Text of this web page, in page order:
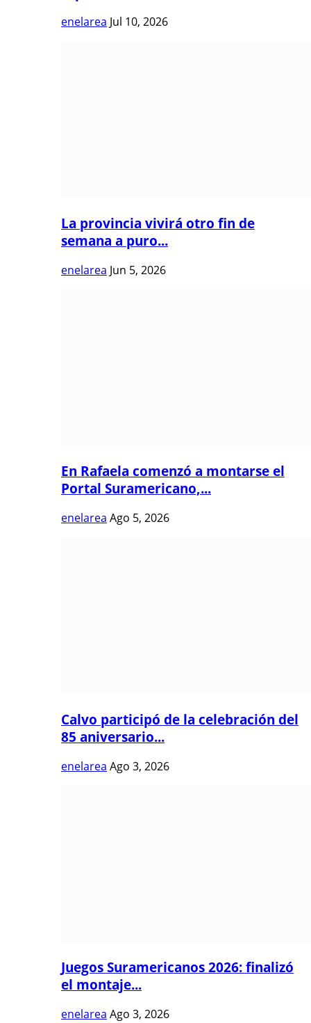
enelarea Jul 10, 2026
La provincia vivirá otro fin de
semana a puro...
enelarea Jun 5, 2026
En Rafaela comenzó a montarse el
Portal Suramericano,...
enelarea Ago 5, 2026
Calvo participó de la celebración del
85 aniversario...
enelarea Ago 3, 2026
Juegos Suramericanos 2026: finalizó
el montaje...
enelarea Ago 3, 2026